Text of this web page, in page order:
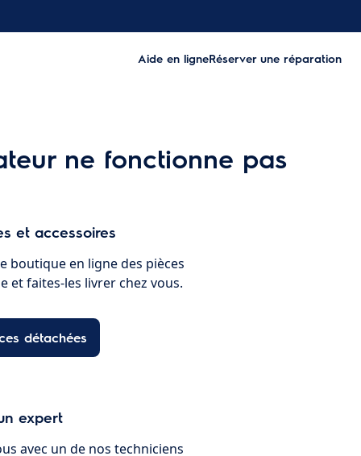
Aide en ligneRéserver une réparation
ne fonctionne pas
et accessoires
boutique en ligne des pièces
et faites-les livrer chez vous.
détachées
expert
avec un de nos techniciens